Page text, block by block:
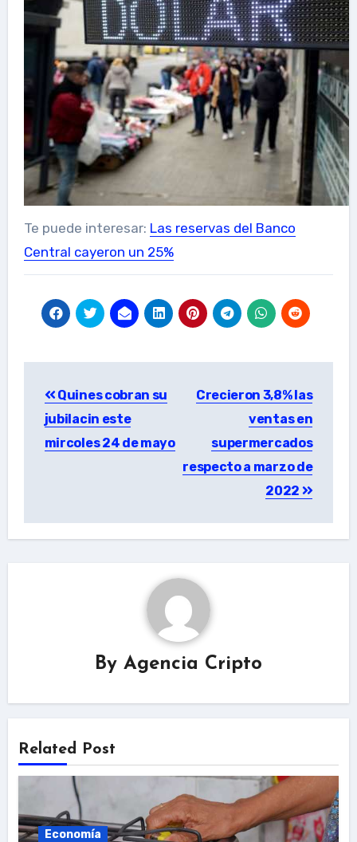
Te puede interesar: Las reservas del Banco
Central cayeron un 25%
navigation
Quines cobran su
jubilacin este
mircoles 24 de mayo
Crecieron 3,8% las
ventas en
supermercados
respecto a marzo de
2022
By Agencia Cripto
Related Post
Economía